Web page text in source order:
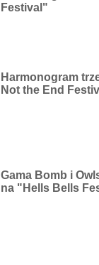
Festival"
Harmonogram
Not the End
Gama Bomb i
na "Hells Bells